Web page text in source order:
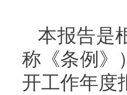
本报告是
称《条例》
开工作年度